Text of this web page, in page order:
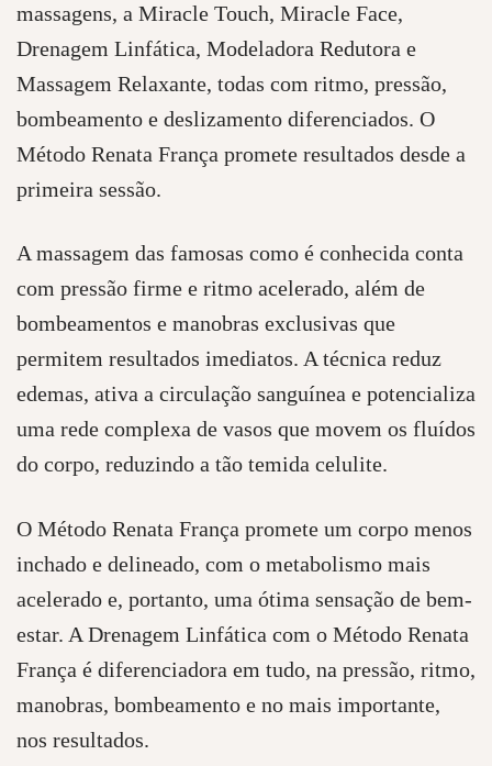
massagens, a Miracle Touch, Miracle Face,
Drenagem Linfática, Modeladora Redutora e
Massagem Relaxante, todas com ritmo, pressão,
bombeamento e deslizamento diferenciados. O
Método Renata França promete resultados desde a
primeira sessão.
A massagem das famosas como é conhecida conta
com pressão firme e ritmo acelerado, além de
bombeamentos e manobras exclusivas que
permitem resultados imediatos. A técnica reduz
edemas, ativa a circulação sanguínea e potencializa
uma rede complexa de vasos que movem os fluídos
do corpo, reduzindo a tão temida celulite.
O Método Renata França promete um corpo menos
inchado e delineado, com o metabolismo mais
acelerado e, portanto, uma ótima sensação de bem-
estar. A Drenagem Linfática com o Método Renata
França é diferenciadora em tudo, na pressão, ritmo,
manobras, bombeamento e no mais importante,
nos resultados.